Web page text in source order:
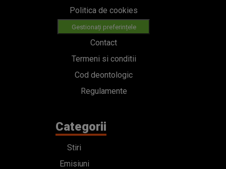
Politica de cookies
Gestionați preferințele
Contact
Termeni si conditii
Cod deontologic
Regulamente
Categorii
Stiri
Emisiuni